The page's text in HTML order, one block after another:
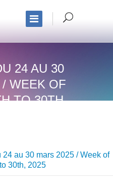
24 AU 30
WEEK OF
TO 30TH,
24 au 30 mars 2025 / Week of
30th, 2025